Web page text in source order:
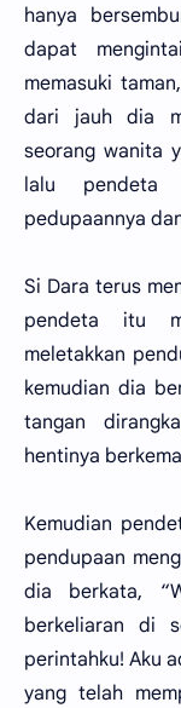
hanya
dapat
memasuki
dari jauh dia
seorang wanita
lalu pendeta
pedupaannya
Si Dara terus
pendeta itu
meletakkan
kemudian dia
tangan
hentinya
Kemudian
pendupaan
dia berkata,
berkeliaran di
perintahku! Aku
yang telah